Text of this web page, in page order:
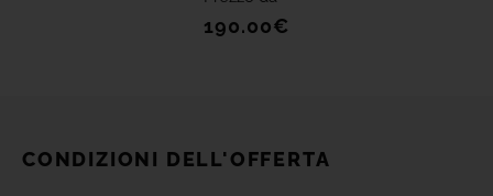
190.00€
CONDIZIONI DELL'OFFERTA